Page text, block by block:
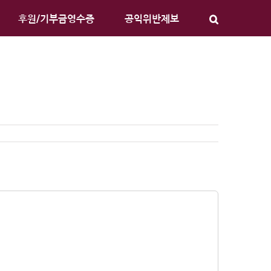
후원/기부금영수증 공익위반제보